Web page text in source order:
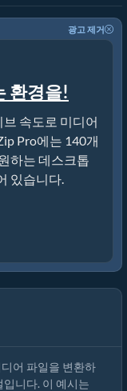
광고 제거
환경을!
속도로 미디어
Pro에는 140개
하는 데스크톱
있습니다.
어 파일을 변환하
니다. 이 예시는